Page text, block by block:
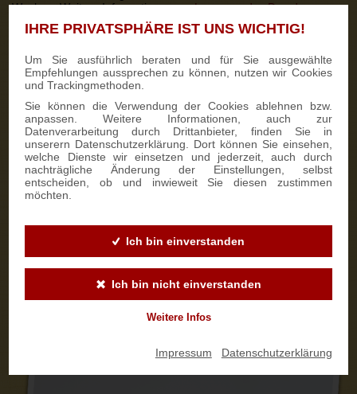
IHRE PRIVATSPHÄRE IST UNS WICHTIG!
Um Sie ausführlich beraten und für Sie ausgewählte
Empfehlungen aussprechen zu können, nutzen wir Cookies
und Trackingmethoden.
Sie können die Verwendung der Cookies ablehnen bzw.
anpassen. Weitere Informationen, auch zur
Datenverarbeitung durch Drittanbieter, finden Sie in
unserern Datenschutzerklärung. Dort können Sie einsehen,
welche Dienste wir einsetzen und jederzeit, auch durch
nachträgliche Änderung der Einstellungen, selbst
entscheiden, ob und inwieweit Sie diesen zustimmen
möchten.
Ich bin einverstanden
Ich bin nicht einverstanden
Weitere Infos
Impressum Datenschutzerklärung
Wochen. Weitere Informationen zurLagerung des Dresdner
EIN KÖNIGLICHES GEBÄCK: BELIEBT UND BEKANNT IM GANZEN
LAND
Nicht nur bei den Sachsen ist Dresdner Stollen beliebt. Die
Nachfrage nach dem weihnachtlichen Traditionsgebäck steigt
stetig. Viele Dresdner Bäcker und Konditoreien bieten daher
einen weltweiten Lieferservice an. Bei uns lässt sichOriginal
Dresdner Christstollen online bestellen.
Die Marke Dresdner Stollen ®
Köstlichkeit wahrlich alle Sinne angesprochen. Das
Traditionsgebäck besteht aus einer edlen Komposition aus
Mehl, Wasser und Hefe. Diese erlesenen Zutaten erfreuen jeden
Gebäckliebhaber und bilden die Basis für das Original Dresdner
Christstollen Rezept.